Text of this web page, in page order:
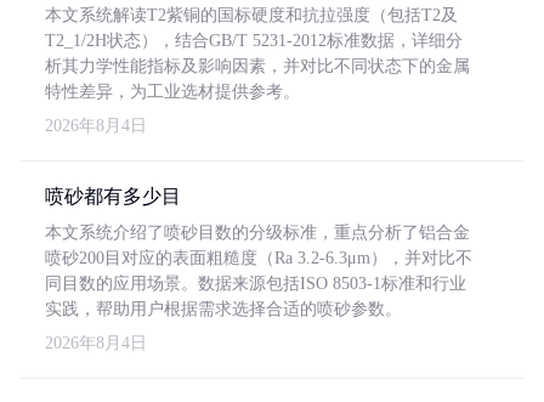
本文系统解读T2紫铜的国标硬度和抗拉强度（包括T2及
T2_1/2H状态），结合GB/T 5231-2012标准数据，详细分
析其力学性能指标及影响因素，并对比不同状态下的金属
特性差异，为工业选材提供参考。
2026年8月4日
喷砂都有多少目
本文系统介绍了喷砂目数的分级标准，重点分析了铝合金
喷砂200目对应的表面粗糙度（Ra 3.2-6.3μm），并对比不
同目数的应用场景。数据来源包括ISO 8503-1标准和行业
实践，帮助用户根据需求选择合适的喷砂参数。
2026年8月4日